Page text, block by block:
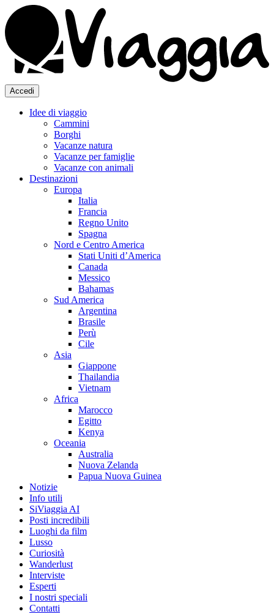
Accedi
Idee di viaggio
Cammini
Borghi
Vacanze natura
Vacanze per famiglie
Vacanze con animali
Destinazioni
Europa
Italia
Francia
Regno Unito
Spagna
Nord e Centro America
Stati Uniti d’America
Canada
Messico
Bahamas
Sud America
Argentina
Brasile
Perù
Cile
Asia
Giappone
Thailandia
Vietnam
Africa
Marocco
Egitto
Kenya
Oceania
Australia
Nuova Zelanda
Papua Nuova Guinea
Notizie
Info utili
SiViaggia AI
Posti incredibili
Luoghi da film
Lusso
Curiosità
Wanderlust
Interviste
Esperti
I nostri speciali
Contatti